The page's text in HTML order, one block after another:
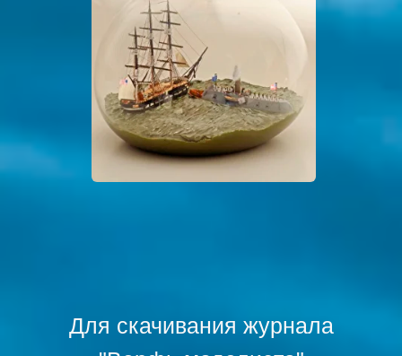
Для скачивания журнала